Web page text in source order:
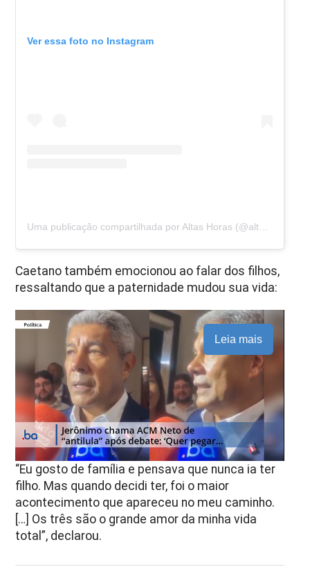
Ver essa foto no Instagram
Caetano também emocionou ao falar dos filhos,
ressaltando que a paternidade mudou sua vida:
Leia mais
“Eu gosto de família e pensava que nunca ia ter
filho. Mas quando decidi ter, foi o maior
acontecimento que apareceu no meu caminho.
[…] Os três são o grande amor da minha vida
total”, declarou.